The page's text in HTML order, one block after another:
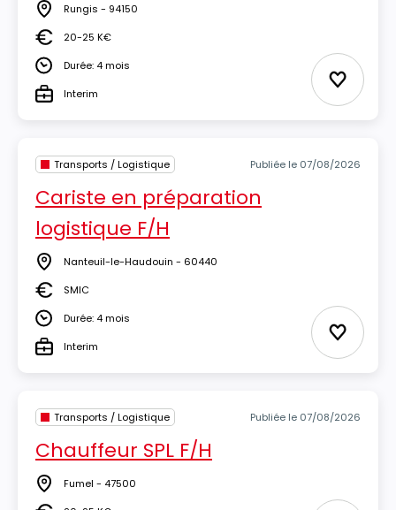
Lieu Rungis - 94150
Salaire20-25 K€
DuréeDurée: 4 mois
TypeInterim Ajouter
Transports / Logistique Publiée le 07/08/2026
Cariste en préparation
logistique F/H
Lieu Nanteuil-le-Haudouin - 60440
Salaire
SMIC
DuréeDurée: 4 mois
TypeInterim Ajouter
Transports / Logistique Publiée le 07/08/2026
Chauffeur SPL F/H
Lieu Fumel - 47500